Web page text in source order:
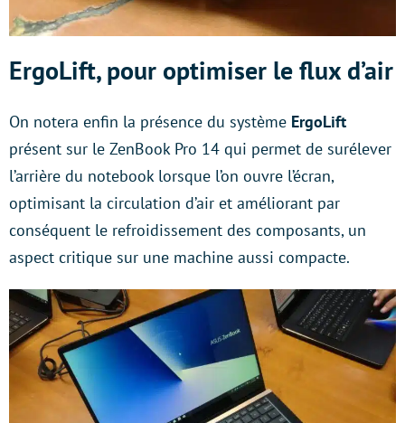
ErgoLift, pour optimiser le flux d’air
On notera enfin la présence du système ErgoLift
présent sur le ZenBook Pro 14 qui permet de surélever
l’arrière du notebook lorsque l’on ouvre l’écran,
optimisant la circulation d’air et améliorant par
conséquent le refroidissement des composants, un
aspect critique sur une machine aussi compacte.